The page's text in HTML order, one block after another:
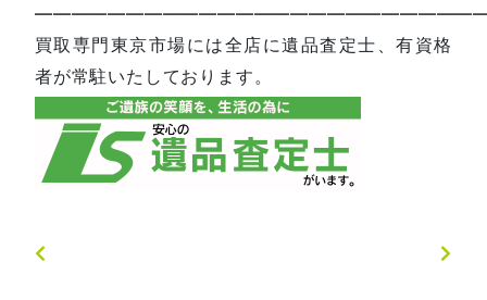
買取専門東京市場には全店に遺品査定士、有資格
者が常駐いたしております。